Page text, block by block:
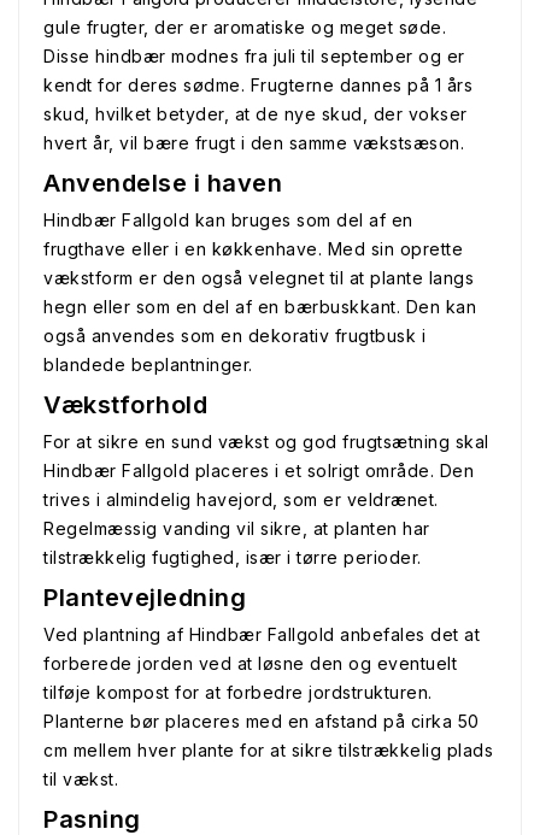
gule frugter, der er aromatiske og meget søde.
Disse hindbær modnes fra juli til september og er
kendt for deres sødme. Frugterne dannes på 1 års
skud, hvilket betyder, at de nye skud, der vokser
hvert år, vil bære frugt i den samme vækstsæson.
Anvendelse i haven
Hindbær Fallgold kan bruges som del af en
frugthave eller i en køkkenhave. Med sin oprette
vækstform er den også velegnet til at plante langs
hegn eller som en del af en bærbuskkant. Den kan
også anvendes som en dekorativ frugtbusk i
blandede beplantninger.
Vækstforhold
For at sikre en sund vækst og god frugtsætning skal
Hindbær Fallgold placeres i et solrigt område. Den
trives i almindelig havejord, som er veldrænet.
Regelmæssig vanding vil sikre, at planten har
tilstrækkelig fugtighed, især i tørre perioder.
Plantevejledning
Ved plantning af Hindbær Fallgold anbefales det at
forberede jorden ved at løsne den og eventuelt
tilføje kompost for at forbedre jordstrukturen.
Planterne bør placeres med en afstand på cirka 50
cm mellem hver plante for at sikre tilstrækkelig plads
til vækst.
Pasning